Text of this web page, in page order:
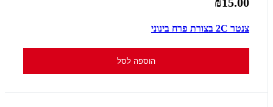
צנטר 2C בצורת פרח בינוני
הוספה לסל